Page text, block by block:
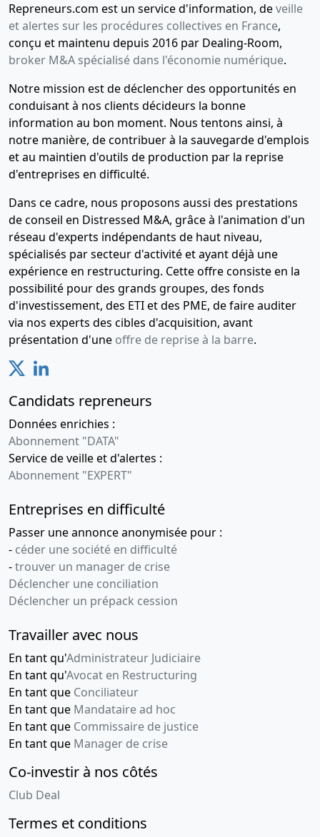
Repreneurs.com est un service d'information, deveille
et alertes sur les procédures collectives en France,
conçu et maintenu depuis 2016 par Dealing-Room,
broker M&A spécialisé dans l'économie numérique.
Notre mission est de déclencher des opportunités en
conduisant à nos clients décideurs la bonne
information au bon moment. Nous tentons ainsi, à
notre manière, de contribuer à la sauvegarde d'emplois
et au maintien d'outils de production par la reprise
d'entreprises en difficulté.
Dans ce cadre, nous proposons aussi des prestations
de conseil en Distressed M&A, grâce à l'animation d'un
réseau d'experts indépendants de haut niveau,
spécialisés par secteur d'activité et ayant déjà une
expérience en restructuring. Cette offre consiste en la
possibilité pour des grands groupes, des fonds
d'investissement, des ETI et des PME, de faire auditer
via nos experts des cibles d'acquisition, avant
présentation d'une offre de reprise à la barre.
Candidats repreneurs
Données enrichies :
Abonnement "DATA"
Service de veille et d'alertes :
Abonnement "EXPERT"
Entreprises en difficulté
Passer une annonce anonymisée pour :
- céder une société en difficulté
-trouver un manager de crise
Déclencher une conciliation
Déclencher un prépack cession
Travailler avec nous
En tant qu'Administrateur Judiciaire
En tant qu'Avocat en Restructuring
En tant que Conciliateur
En tant que Mandataire ad hoc
En tant que Commissaire de justice
En tant que Manager de crise
Co-investir à nos côtés
Club Deal
Termes et conditions